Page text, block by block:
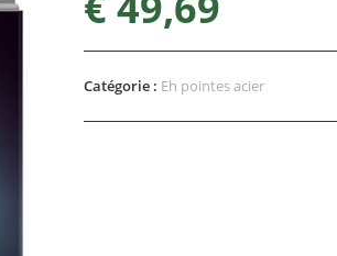
Catégorie : Eh pointes acier